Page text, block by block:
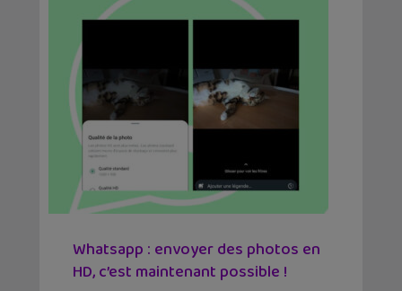
Whatsapp : envoyer des photos en
HD, c’est maintenant possible !